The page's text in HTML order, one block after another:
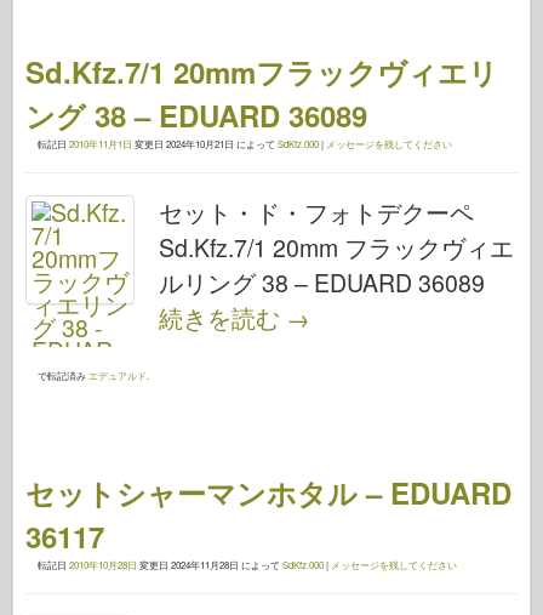
Sd.Kfz.7/1 20mmフラックヴィエリ
ング 38 – EDUARD 36089
転記日 2010年11月1日 変更日 2024年10月21日 によって SdKfz.000| メッセージを残してください
セット・ド・フォトデクーペ
Sd.Kfz.7/1 20mm フラックヴィエ
ルリング 38 – EDUARD 36089
続きを読む →
で転記済み エデュアルド
セットシャーマンホタル – EDUARD
36117
転記日 2010年10月28日 変更日 2024年11月28日 によって SdKfz.000| メッセージを残してください